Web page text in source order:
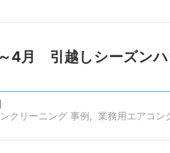
4月 引越しシーズン
クリーニング 事例
業務用エアコン